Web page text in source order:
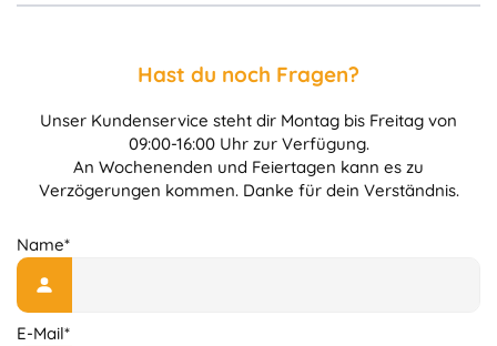
Hast du noch Fragen?
Unser Kundenservice steht dir Montag bis Freitag von
09:00-16:00 Uhr zur Verfügung.
An Wochenenden und Feiertagen kann es zu
Verzögerungen kommen. Danke für dein Verständnis.
Name*
E-Mail*